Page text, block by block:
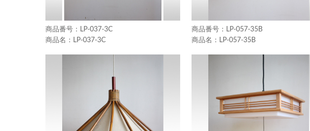
LP-037-3C
LP-037-3C
LP-057-35B
LP-057-35B